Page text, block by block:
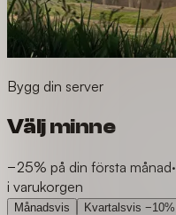
Bygg din server
Välj minne
−25% på din första månad·
i varukorgen
Månadsvis Kvartalsvis −10%